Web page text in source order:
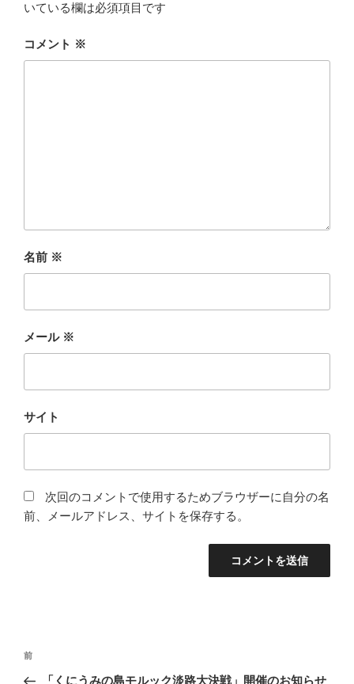
いている欄は必須項目です
コメント ※
名前 ※
メール ※
サイト
次回のコメントで使用するためブラウザーに自分の名
前、メールアドレス、サイトを保存する。
投
前
の
前
「くにうみの島モルック淡路大決戦」開催のお知らせ